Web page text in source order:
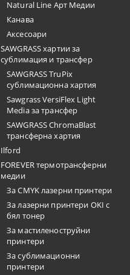
Natural Line Арт Медии
Канава
Аксесоари
SAWGRASS хартии за
сублимация и трансфер
SAWGRASS TruPix
сублимационна хартия
Sawgrass VersiFlex Light
Media за трансфер
SAWGRASS ChromaBlast
трансферна хартия
Ilford
FOREVER термотрансферни
медии
За CMYK лазерни принтери
За лазерни принтери OKI с
бял тонер
За мастиленоструйни
принтери
За сублимационни
принтери